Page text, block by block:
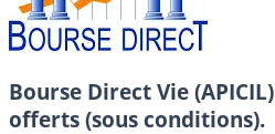
Bourse Direct Vie (APICIL)
offerts (sous conditions).